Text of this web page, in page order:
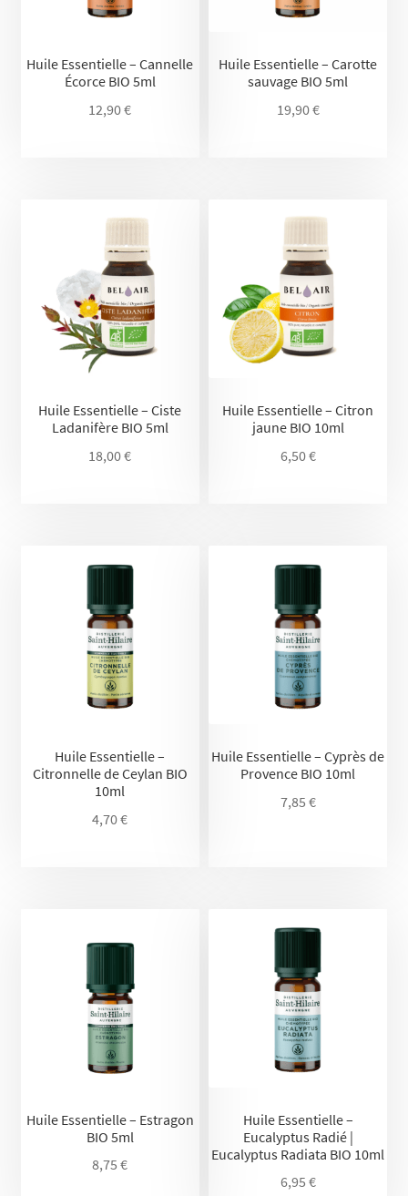
Huile Essentielle – Cannelle
Écorce BIO 5ml
12,90€
Huile Essentielle – Carotte
sauvage BIO 5ml
19,90€
Huile Essentielle – Ciste
Ladanifère BIO 5ml
18,00€
Huile Essentielle – Citron
jaune BIO 10ml
6,50€
Huile Essentielle –
Citronnelle de Ceylan BIO
10ml
4,70€
Huile Essentielle – Cyprès de
Provence BIO 10ml
7,85 €
Huile Essentielle – Estragon
BIO 5ml
8,75€
Huile Essentielle –
Eucalyptus Radié |
Eucalyptus Radiata BIO 10ml
6,95 €